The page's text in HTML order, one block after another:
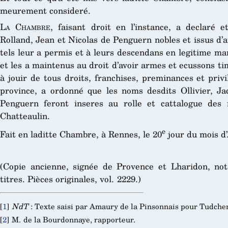
meurement consideré.
La Chambre, faisant droit en l’instance, a declaré
Rolland, Jean et Nicolas de Penguern nobles et issus
tels leur a permis et à leurs descendans en legitime
et les a maintenus au droit d’avoir armes et ecussons
à jouir de tous droits, franchises, preminances et
province, a ordonné que les noms desdits Ollivier,
Penguern feront inseres au rolle et cattalogue
Chatteaulin.
Fait en laditte Chambre, à Rennes, le 20e jour du mois
(Copie ancienne, signée de Provence et Lharidon,
titres. Pièces originales, vol. 2229.)
[1] NdT: Texte saisi par Amaury de la Pinsonnais pour
[2] M. de la Bourdonnaye, rapporteur.